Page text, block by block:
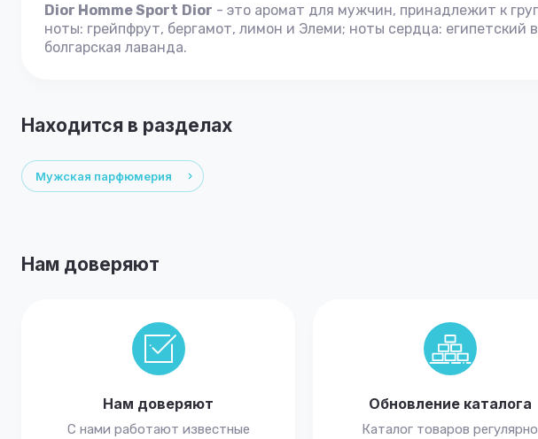
Dior Homme Sport Dior - это аромат для мужчин, принадлежит к
ноты: грейпфрут, бергамот, лимон и Элеми; ноты сердца:
болгарская лаванда.
Находится в разделах
Мужская парфюмерия
Нам доверяют
Нам доверяют
С нами работают известные
Обновление каталога
Каталог товаров регулярно